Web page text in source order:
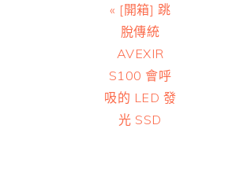
Previous
Post:
« [開箱] 跳
脫傳統
AVEXIR
S100 會呼
吸的 LED 發
光 SSD